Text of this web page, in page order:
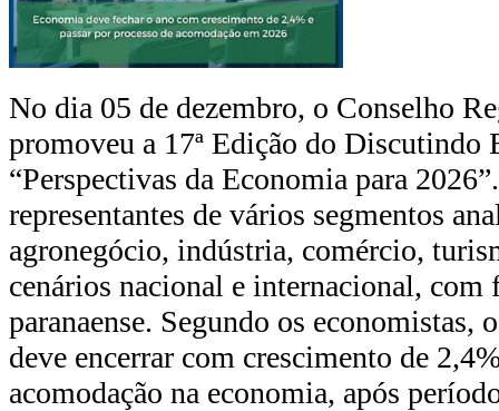
No dia 05 de dezembro, o Conselho
promoveu a 17ª Edição do Discutindo
“Perspectivas da Economia para
representantes de vários segmentos
agronegócio, indústria, comércio,
cenários nacional e internacional, com
paranaense. Segundo os economistas,
deve encerrar com crescimento de
acomodação na economia, após